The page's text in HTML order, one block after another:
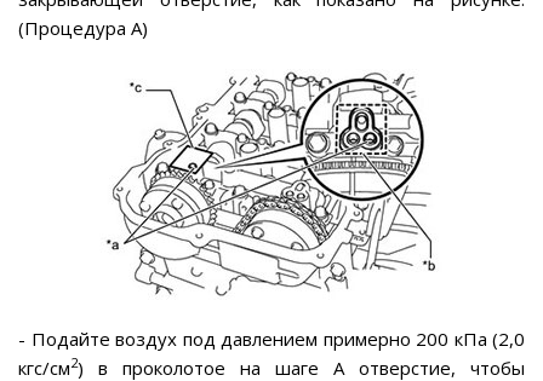
(Процедура A)
- Подайте воздух под давлением примерно 200 кПа (2,0
кгс/см2) в проколотое на шаге A отверстие, чтобы